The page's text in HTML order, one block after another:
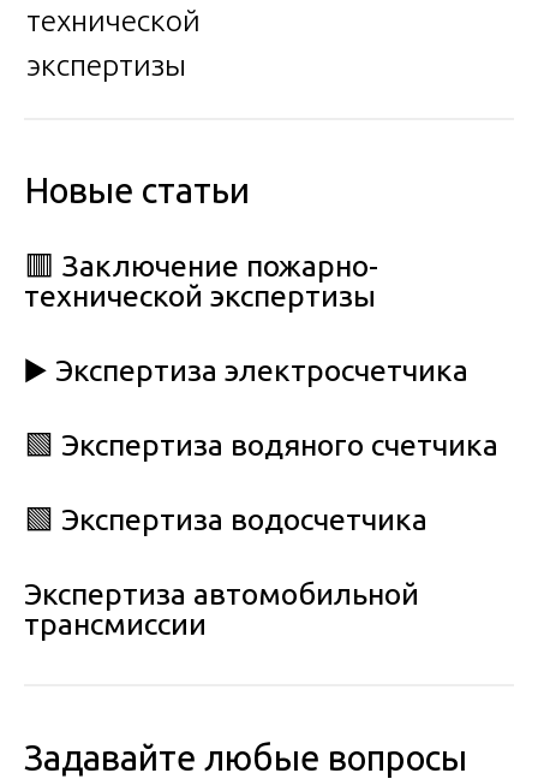
технической
экспертизы
Новые статьи
🟥 Заключение пожарно-
технической экспертизы
▶️ Экспертиза электросчетчика
🟩 Экспертиза водяного счетчика
🟩 Экспертиза водосчетчика
Экспертиза автомобильной
трансмиссии
Задавайте любые вопросы